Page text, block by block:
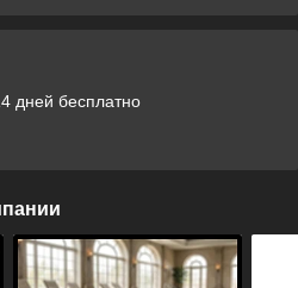
дней бесплатно